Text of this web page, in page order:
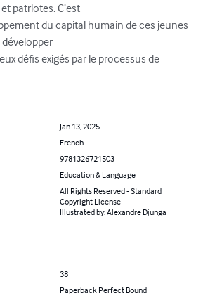
patriotes. C’est
du capital humain de ces jeunes
développer
défis exigés par le processus de
Jan 13, 2025
French
9781326721503
Education & Language
All Rights Reserved - Standard
Copyright License
Illustrated by: Alexandre Djunga
38
Paperback Perfect Bound